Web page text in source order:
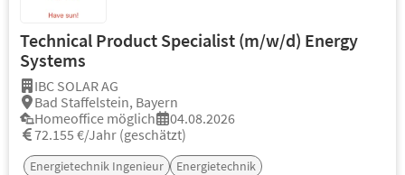
Technical Product Specialist (m/w/d) Energy
Systems
IBC SOLAR AG
Bad Staffelstein, Bayern
Homeoffice möglich
04.08.2026
72.155 €/Jahr (geschätzt)
Energietechnik Ingenieur
Energietechnik